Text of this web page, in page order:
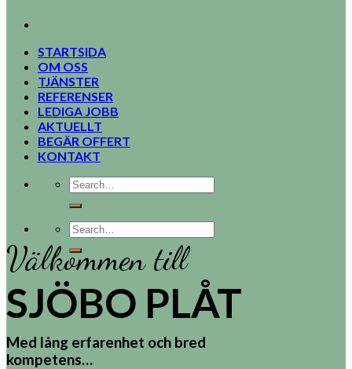
STARTSIDA
OM OSS
TJÄNSTER
REFERENSER
LEDIGA JOBB
AKTUELLT
BEGÄR OFFERT
KONTAKT
Välkommen till
SJÖBO PLÅT
Med lång erfarenhet och bred
kompetens…